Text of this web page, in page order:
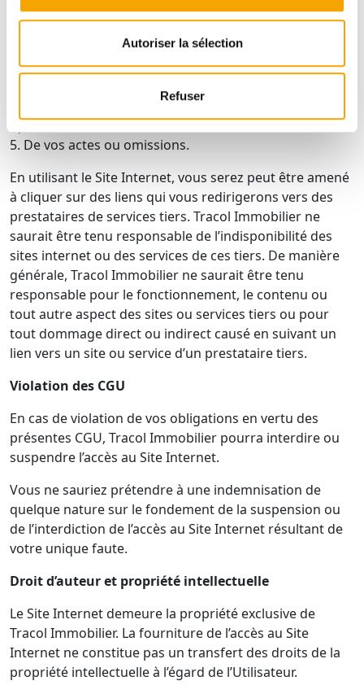
Autoriser la sélection
Refuser
1. De votre non-respect des présentes CGU ou des
recommandations de Tracol Immobilier ;
2. De votre utilisation inappropriée ou illicite du Site
Internet ;
4. D’événements dépendant des tiers tels les
opérateurs de télécommunication ;
5. De vos actes ou omissions.
En utilisant le Site Internet, vous serez peut être amené
à cliquer sur des liens qui vous redirigerons vers des
prestataires de services tiers. Tracol Immobilier ne
saurait être tenu responsable de l’indisponibilité des
sites internet ou des services de ces tiers. De manière
générale, Tracol Immobilier ne saurait être tenu
responsable pour le fonctionnement, le contenu ou
tout autre aspect des sites ou services tiers ou pour
tout dommage direct ou indirect causé en suivant un
lien vers un site ou service d’un prestataire tiers.
Violation des CGU
En cas de violation de vos obligations en vertu des
présentes CGU, Tracol Immobilier pourra interdire ou
suspendre l’accès au Site Internet.
Vous ne sauriez prétendre à une indemnisation de
quelque nature sur le fondement de la suspension ou
de l’interdiction de l’accès au Site Internet résultant de
votre unique faute.
Droit d’auteur et propriété intellectuelle
Le Site Internet demeure la propriété exclusive de
Tracol Immobilier. La fourniture de l’accès au Site
Internet ne constitue pas un transfert des droits de la
propriété intellectuelle à l’égard de l’Utilisateur.